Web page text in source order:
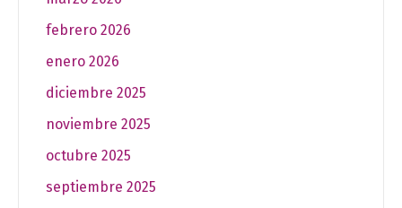
febrero 2026
enero 2026
diciembre 2025
noviembre 2025
octubre 2025
septiembre 2025